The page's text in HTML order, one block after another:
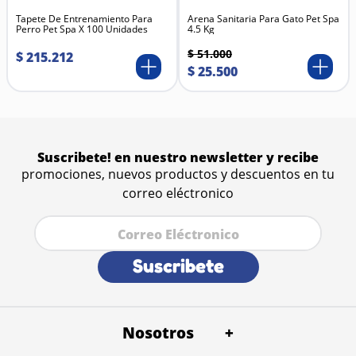
Cremalleras reforzadas, para mayor seguridad.
Costuras firmes, que aumentan la vida útil del
cargador.
Asas acolchadas o reforzadas, para un transporte
más cómodo.
Tapete De Entrenamiento Para
Perro Pet Spa X 100 Unidades
$215.212
Arena Sanitaria Para Gato Pet Spa
4.5 Kg
$ 51.000
$25.500
Suscribete! en nuestro newsletter y recibe
promociones, nuevos productos y descuentos en tu
correo eléctronico
Suscribete
Nosotros
+